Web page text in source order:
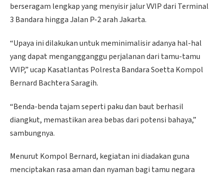
berseragam lengkap yang menyisir jalur VVIP dari Terminal
3 Bandara hingga Jalan P-2 arah Jakarta.
“Upaya ini dilakukan untuk meminimalisir adanya hal-hal
yang dapat mengangganggu perjalanan dari tamu-tamu
VVIP,” ucap Kasatlantas Polresta Bandara Soetta Kompol
Bernard Bachtera Saragih.
“Benda-benda tajam seperti paku dan baut berhasil
diangkut, memastikan area bebas dari potensi bahaya,”
sambungnya.
Menurut Kompol Bernard, kegiatan ini diadakan guna
menciptakan rasa aman dan nyaman bagi tamu negara